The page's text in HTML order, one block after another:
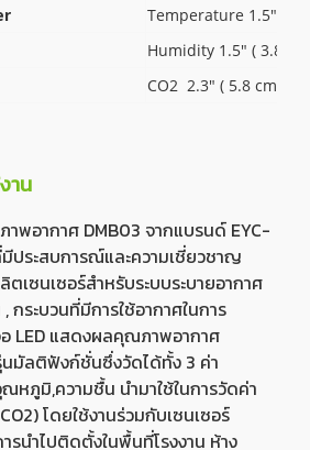
Temperature 1.5" (
Humidity 1.5" ( 3.8
CO2 2.3" ( 5.8 cm )
าน
พอากาศ DMB03 จากแบรนด์ EYC-
ประสบการณ์และความเชี่ยวชาญ
ตเซนเซอร์สำหรับระบบระบายอากาศ
, กระบวนที่มีการใช้อากาศในการ
LED แสดงผลคุณภาพอากาศ
นมัลติฟังก์ชั่นซึ่งวัดได้ทั้ง 3 ค่า
หภูมิ,ความชื้น นำมาใช้ในการวัดค่า
โดยใช้งานร่วมกับเซนเซอร์
รนำไปติดตั้งในพื้นที่โรงงาน ห้าง